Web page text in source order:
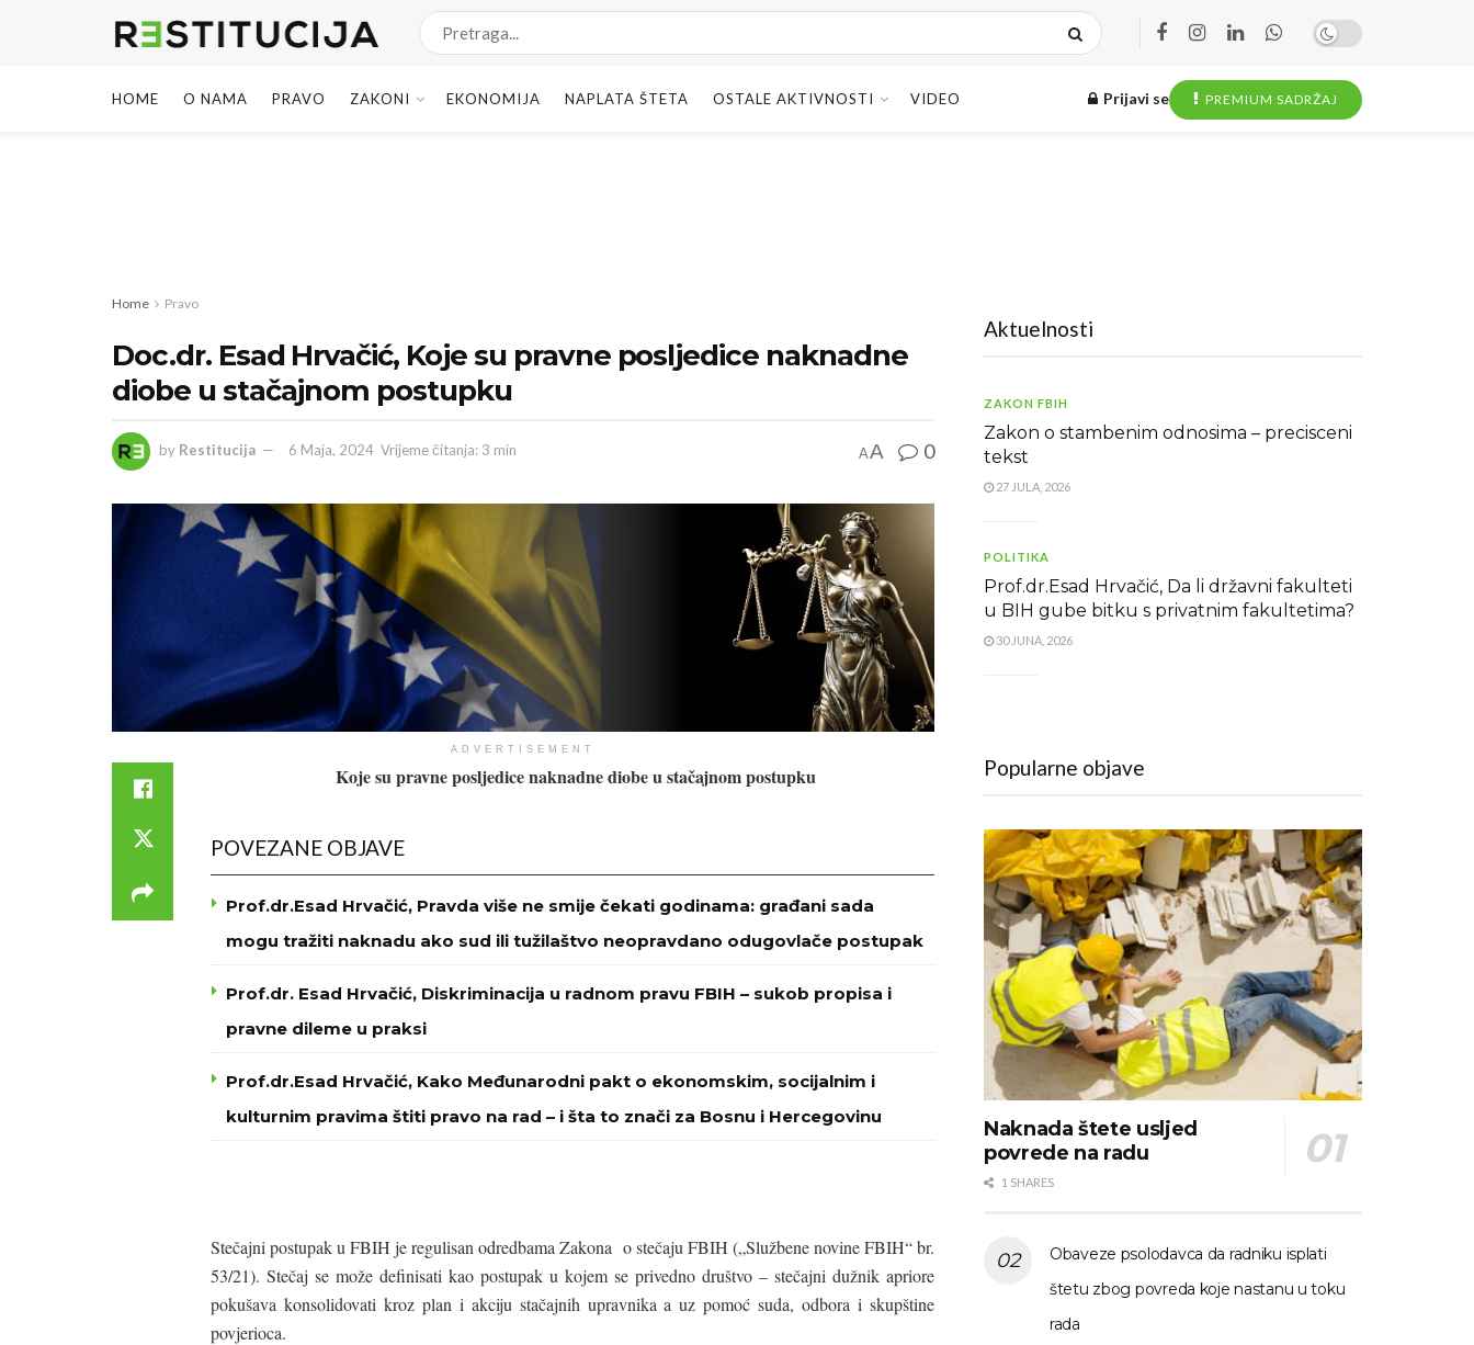
HOME O NAMA PRAVO ZAKONI EKONOMIJA NAPLATA ŠTETA OSTALE AKTIVNOSTI VIDEO Prijavi se PREMIUM SADRŽAJ
Home Pravo
Doc.dr. Esad Hrvačić, Koje su pravne posljedice naknadne
diobe u stačajnom postupku
by Restitucija 6 Maja, 2024 Vrijeme čitanja: 3 min AA 0
ADVERTISEMENT
Koje su pravne posljedice naknadne diobe u stačajnom postupku
POVEZANE OBJAVE
Prof.dr.Esad Hrvačić, Pravda više ne smije čekati godinama: građani sada
mogu tražiti naknadu ako sud ili tužilaštvo neopravdano odugovlače postupak
Prof.dr. Esad Hrvačić, Diskriminacija u radnom pravu FBIH – sukob propisa i
pravne dileme u praksi
Prof.dr.Esad Hrvačić, Kako Međunarodni pakt o ekonomskim, socijalnim i
kulturnim pravima štiti pravo na rad – i šta to znači za Bosnu i Hercegovinu
Stečajni postupak u FBIH je regulisan odredbama Zakona o stečaju FBIH („Službene novine FBIH“ br.
53/21). Stečaj se može definisati kao postupak u kojem se privedno društvo – stečajni dužnik apriore
pokušava konsolidovati kroz plan i akciju stačajnih upravnika a uz pomoć suda, odbora i skupštine
povjerioca.
Aktuelnosti
ZAKON FBIH
Zakon o stambenim odnosima – precisceni
tekst
27 JULA, 2026
POLITIKA
Prof.dr.Esad Hrvačić, Da li državni fakulteti
u BIH gube bitku s privatnim fakultetima?
30 JUNA, 2026
Popularne objave
Naknada štete usljed
povrede na radu
1 SHARES
Obaveze psolodavca da radniku isplati
štetu zbog povreda koje nastanu u toku
rada